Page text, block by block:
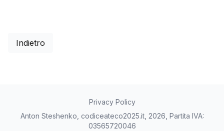
Indietro
Privacy Policy
Anton Steshenko, codiceateco2025.it, 2026, Partita IVA:
03565720046